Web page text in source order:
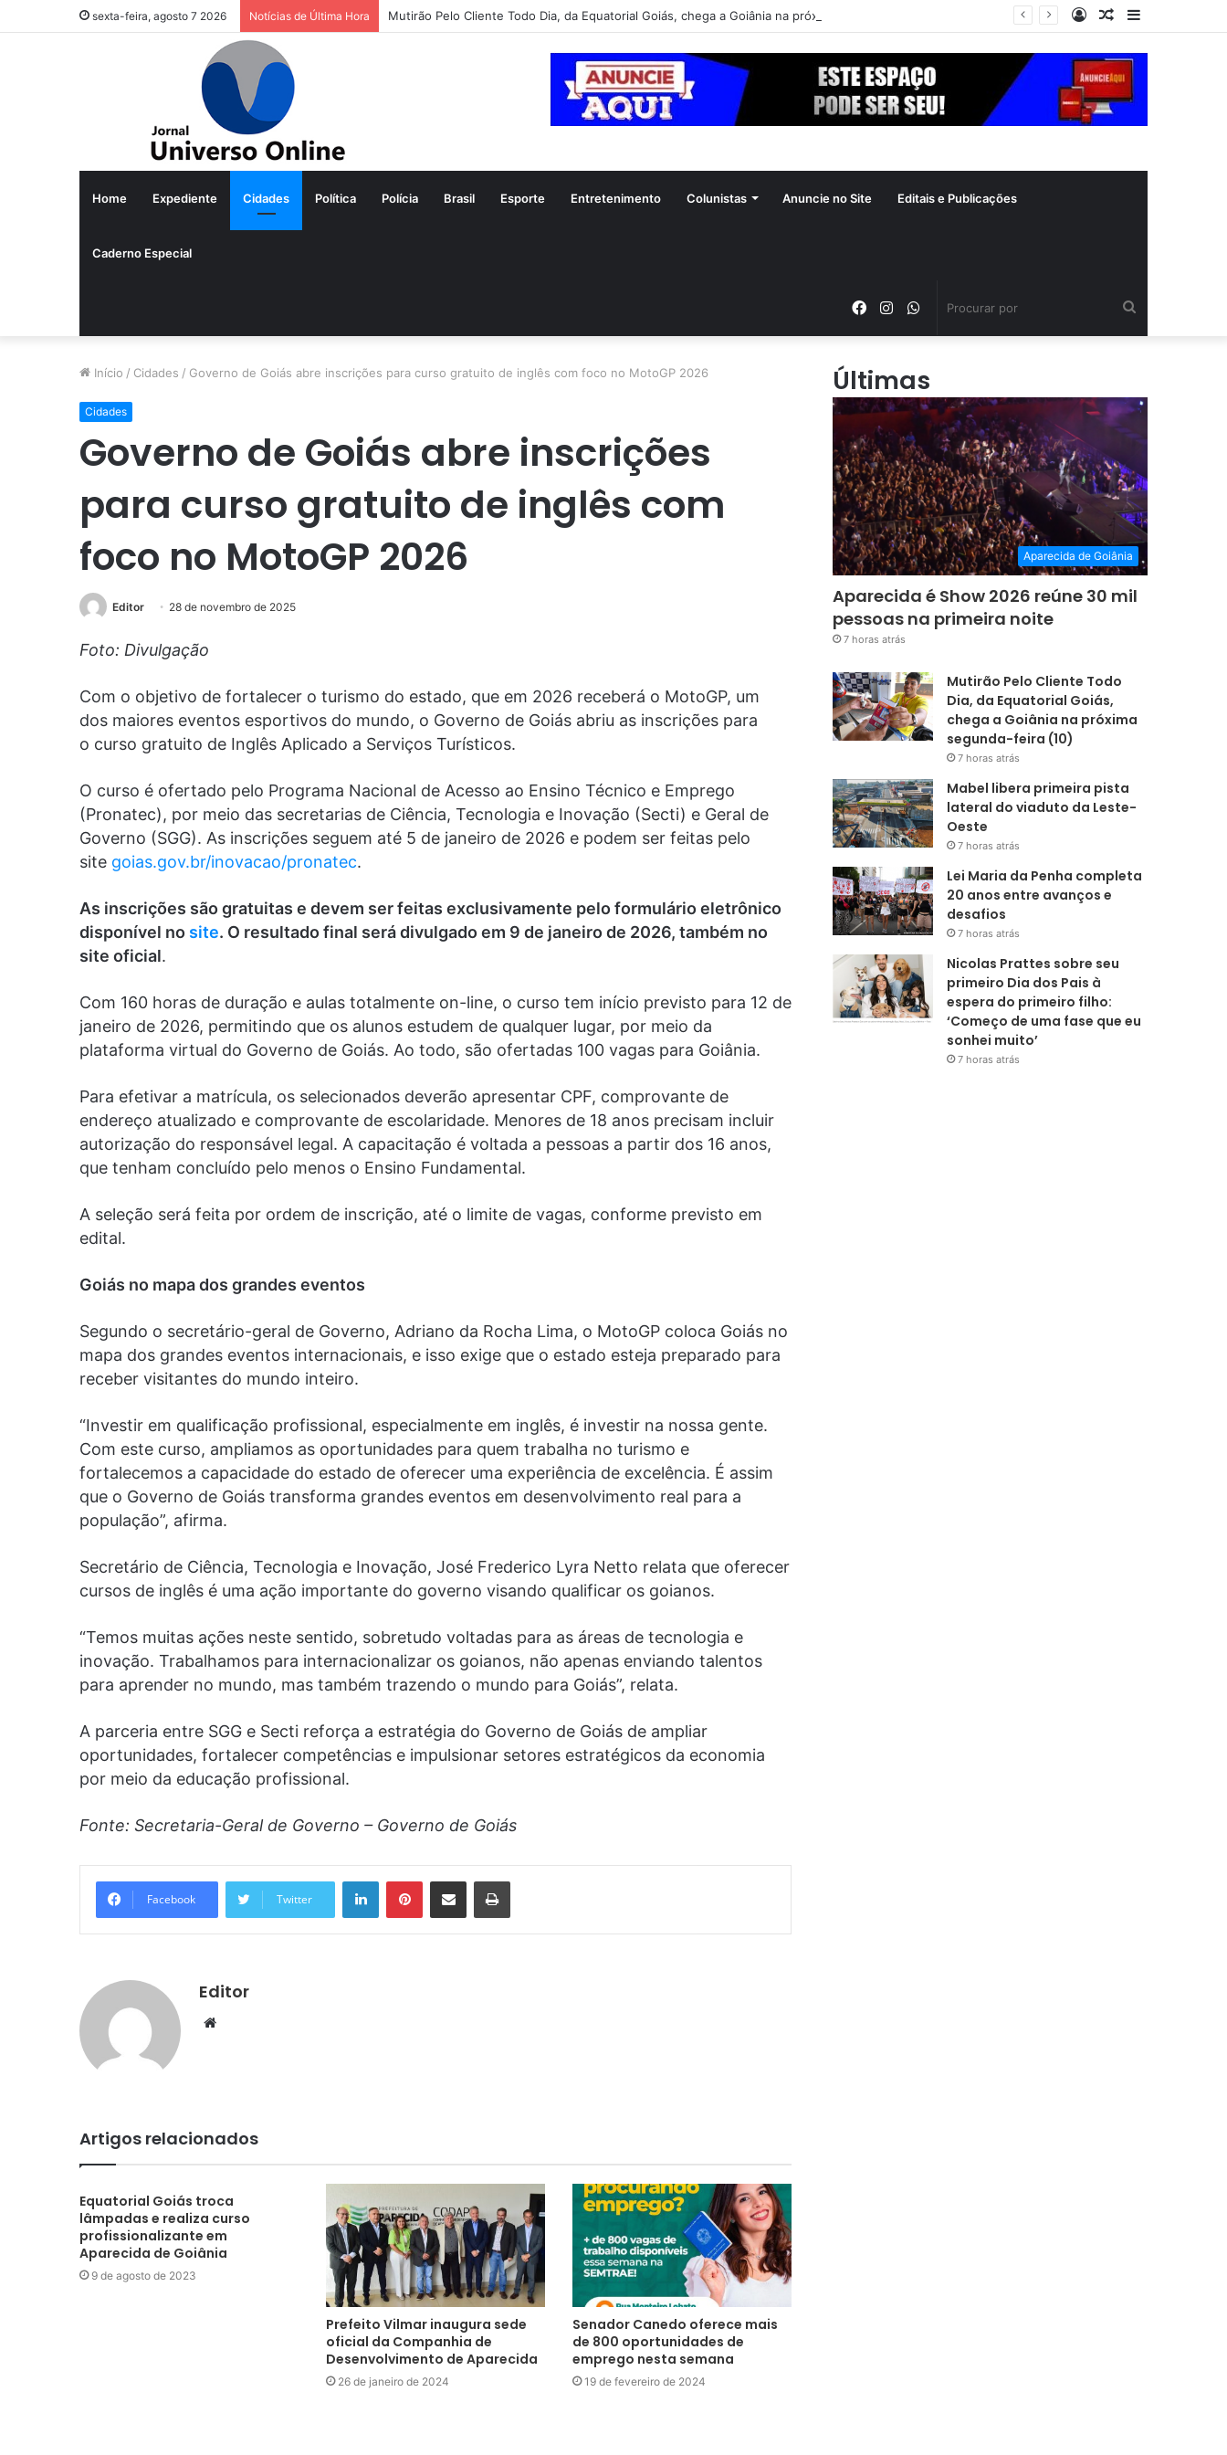
sexta-feira, agosto 7 2026 Notícias de Última Hora Mutirão Pelo Cliente Todo Dia, da Equatorial Goiás, chega a Goiânia na próxima segunda-feira (10)
Barra
Artigo
Entrar
Home Expediente Cidades Política Polícia Brasil Esporte Entretenimento Colunistas Anuncie no Site Editais e Publicações
Caderno Especial
WhatsApp
Instagram
Facebook
Início / Cidades / Governo de Goiás abre inscrições para curso gratuito de inglês com foco no MotoGP 2026
Cidades
Governo de Goiás abre inscrições
para curso gratuito de inglês com
foco no MotoGP 2026
Editor 28 de novembro de 2025
Foto: Divulgação
Com o objetivo de fortalecer o turismo do estado, que em 2026 receberá o MotoGP, um
dos maiores eventos esportivos do mundo, o Governo de Goiás abriu as inscrições para
o curso gratuito de Inglês Aplicado a Serviços Turísticos.
O curso é ofertado pelo Programa Nacional de Acesso ao Ensino Técnico e Emprego
(Pronatec), por meio das secretarias de Ciência, Tecnologia e Inovação (Secti) e Geral de
Governo (SGG). As inscrições seguem até 5 de janeiro de 2026 e podem ser feitas pelo
site goias.gov.br/inovacao/pronatec.
As inscrições são gratuitas e devem ser feitas exclusivamente pelo formulário eletrônico
disponível no site. O resultado final será divulgado em 9 de janeiro de 2026, também no
site oficial.
Com 160 horas de duração e aulas totalmente on-line, o curso tem início previsto para 12 de
janeiro de 2026, permitindo que os alunos estudem de qualquer lugar, por meio da
plataforma virtual do Governo de Goiás. Ao todo, são ofertadas 100 vagas para Goiânia.
Para efetivar a matrícula, os selecionados deverão apresentar CPF, comprovante de
endereço atualizado e comprovante de escolaridade. Menores de 18 anos precisam incluir
autorização do responsável legal. A capacitação é voltada a pessoas a partir dos 16 anos,
que tenham concluído pelo menos o Ensino Fundamental.
A seleção será feita por ordem de inscrição, até o limite de vagas, conforme previsto em
edital.
Goiás no mapa dos grandes eventos
Segundo o secretário-geral de Governo, Adriano da Rocha Lima, o MotoGP coloca Goiás no
mapa dos grandes eventos internacionais, e isso exige que o estado esteja preparado para
receber visitantes do mundo inteiro.
“Investir em qualificação profissional, especialmente em inglês, é investir na nossa gente.
Com este curso, ampliamos as oportunidades para quem trabalha no turismo e
fortalecemos a capacidade do estado de oferecer uma experiência de excelência. É assim
que o Governo de Goiás transforma grandes eventos em desenvolvimento real para a
população”, afirma.
Secretário de Ciência, Tecnologia e Inovação, José Frederico Lyra Netto relata que oferecer
cursos de inglês é uma ação importante do governo visando qualificar os goianos.
“Temos muitas ações neste sentido, sobretudo voltadas para as áreas de tecnologia e
inovação. Trabalhamos para internacionalizar os goianos, não apenas enviando talentos
para aprender no mundo, mas também trazendo o mundo para Goiás”, relata.
A parceria entre SGG e Secti reforça a estratégia do Governo de Goiás de ampliar
oportunidades, fortalecer competências e impulsionar setores estratégicos da economia
por meio da educação profissional.
Fonte: Secretaria-Geral de Governo – Governo de Goiás
Facebook Twitter
LinkedinPinterestCompartilhar via e-mail Imprimir
Editor
Website
Artigos relacionados
Equatorial Goiás troca
lâmpadas e realiza curso
profissionalizante em
Aparecida de Goiânia
9 de agosto de 2023
Prefeito Vilmar inaugura sede
oficial da Companhia de
Desenvolvimento de Aparecida
26 de janeiro de 2024
Senador Canedo oferece mais
de 800 oportunidades de
emprego nesta semana
19 de fevereiro de 2024
Últimas
Aparecida de Goiânia
Aparecida é Show 2026 reúne 30 mil
pessoas na primeira noite
7 horas atrás
Mutirão Pelo Cliente Todo
Dia, da Equatorial Goiás,
chega a Goiânia na próxima
segunda-feira (10)
7 horas atrás
Mabel libera primeira pista
lateral do viaduto da Leste-
Oeste
7 horas atrás
Lei Maria da Penha completa
20 anos entre avanços e
desafios
7 horas atrás
Nicolas Prattes sobre seu
primeiro Dia dos Pais à
espera do primeiro filho:
‘Começo de uma fase que eu
sonhei muito’
7 horas atrás